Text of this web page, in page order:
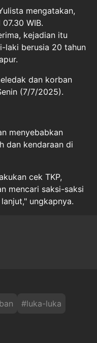
mengatakan,
WIB.
kejadian itu
laki berusia 20 tahun
dan korban
(7/7/2025).
menyebabkan
dan kendaraan di
cek TKP,
mencari saksi-saksi
ungkapnya.
#luka-luka